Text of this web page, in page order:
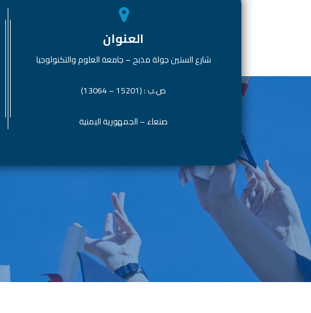
العنوان
شارع الستين جولة مذبح – جامعة العلوم والتكنولوجيا
ص.ب : (15201 – 13064)
صنعاء – الجمهورية اليمنية